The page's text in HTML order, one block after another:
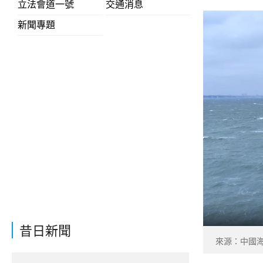
立法會道一號
交通消息
新聞專題
昔日新聞
來源：中國